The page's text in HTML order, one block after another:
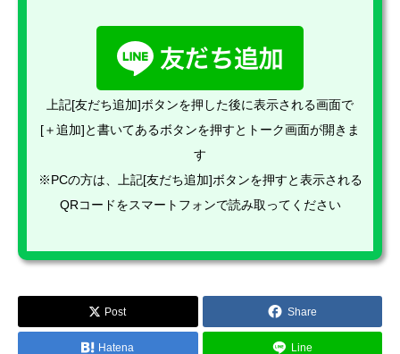
上記[友だち追加]ボタンを押した後に表示される画面で
[＋追加]と書いてあるボタンを押すとトーク画面が開きま
す
※PCの方は、上記[友だち追加]ボタンを押すと表示される
QRコードをスマートフォンで読み取ってください
Post Share
Hatena Line